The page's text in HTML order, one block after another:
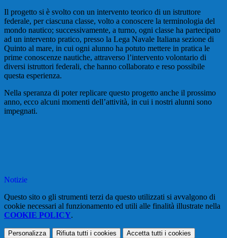
Il progetto si è svolto con un intervento teorico di un istruttore
federale, per ciascuna classe, volto a conoscere la terminologia del
mondo nautico; successivamente, a turno, ogni classe ha partecipato
ad un intervento pratico, presso la Lega Navale Italiana sezione di
Quinto al mare, in cui ogni alunno ha potuto mettere in pratica le
prime conoscenze nautiche, attraverso l’intervento volontario di
diversi istruttori federali, che hanno collaborato e reso possibile
questa esperienza.
Nella speranza di poter replicare questo progetto anche il prossimo
anno, ecco alcuni momenti dell’attività, in cui i nostri alunni sono
impegnati.
Notizie
Questo sito o gli strumenti terzi da questo utilizzati si avvalgono di
cookie necessari al funzionamento ed utili alle finalità illustrate nella
COOKIE POLICY.
Personalizza Rifiuta tutti i cookies Accetta tutti i cookies